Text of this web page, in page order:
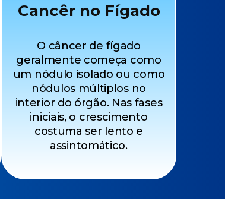
Cancêr no Fígado
O câncer de fígado
geralmente começa como
um nódulo isolado ou como
nódulos múltiplos no
interior do órgão. Nas fases
iniciais, o crescimento
costuma ser lento e
assintomático.